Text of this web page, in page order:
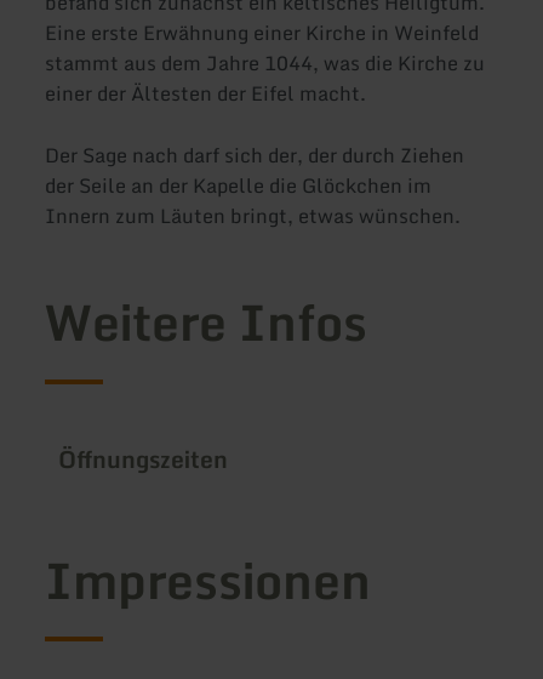
Eine erste Erwähnung einer Kirche in Weinfeld
stammt aus dem Jahre 1044, was die Kirche zu
einer der Ältesten der Eifel macht.
Der Sage nach darf sich der, der durch Ziehen
der Seile an der Kapelle die Glöckchen im
Innern zum Läuten bringt, etwas wünschen.
Weitere Infos
Öffnungszeiten
Impressionen